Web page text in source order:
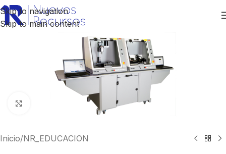
Skip to navigation
Skip to main content
Click to enlarge
Inicio/NR_EDUCACION